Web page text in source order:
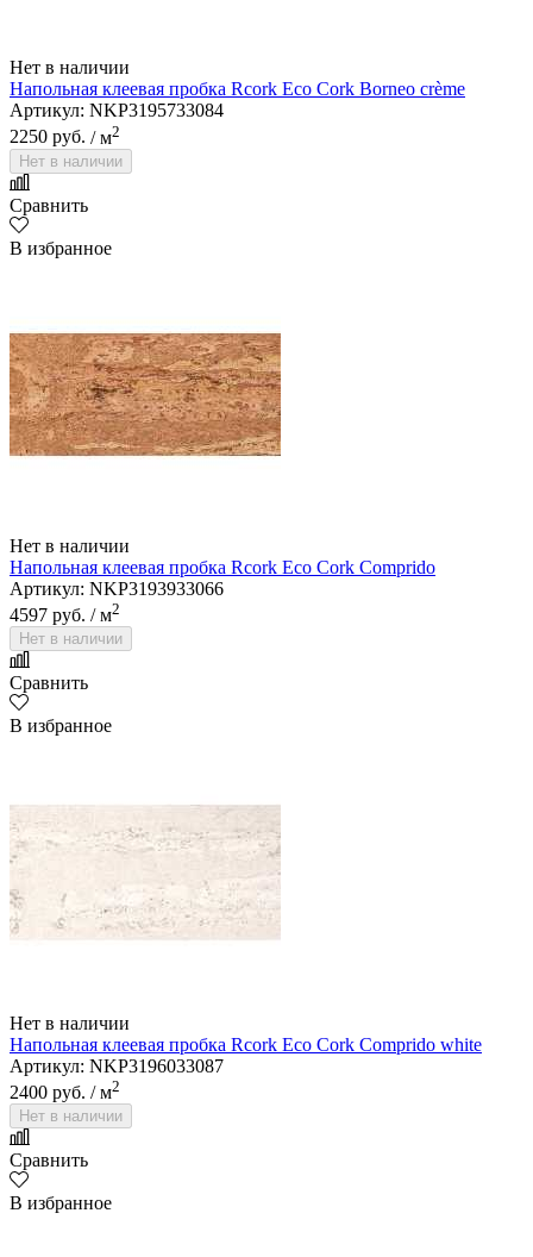
Нет в наличии
Напольная клеевая пробка Rcork Eco Cork Borneo crème
Артикул: NKP3195733084
2250 руб. / м2
Нет в наличии
Сравнить
В избранное
Нет в наличии
Напольная клеевая пробка Rcork Eco Cork Comprido
Артикул: NKP3193933066
4597 руб. / м2
Нет в наличии
Сравнить
В избранное
Нет в наличии
Напольная клеевая пробка Rcork Eco Cork Comprido white
Артикул: NKP3196033087
2400 руб. / м2
Нет в наличии
Сравнить
В избранное